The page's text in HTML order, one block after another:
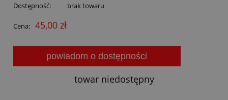
Dostępność: brak towaru
Cena: 45,00 zł
powiadom o dostępności
towar niedostępny